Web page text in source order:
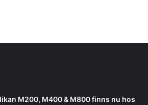
M200, M400 & M800 finns nu hos